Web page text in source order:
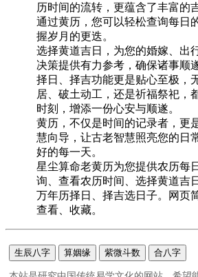
历时间的流转，更蕴含了丰富的
通过黄历，您可以轻松查询每日
握岁月的更迭。
选择黄道吉日，为您的婚嫁、出
决策提供有力参考，确保诸事顺
择日、择吉功能更是贴心至极，
居、破土动工，还是祈福祭祀，
时刻，增添一份心安与顺遂。
黄历，不仅是时间的记录者，更
慧向导，让古老智慧照亮您的日
好的每一天。
星尘算命老黄历为您提供农历每
询、查看农历时间、选择黄道吉
万年历择日、择吉选日子。网页
查看、收藏。
生辰八字 算姻缘 紫微斗数 合八字